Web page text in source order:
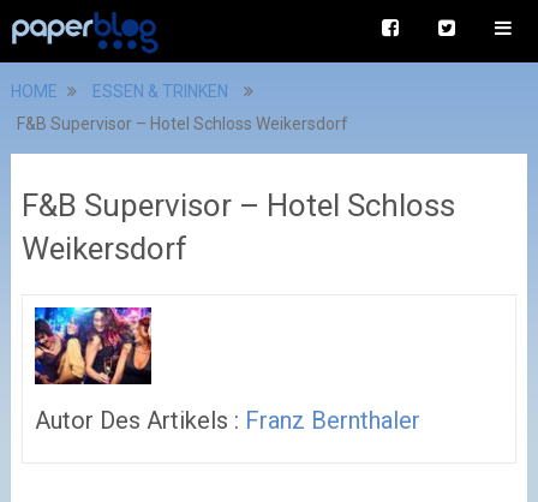
HOME
ESSEN & TRINKEN
F&B Supervisor – Hotel Schloss Weikersdorf
F&B Supervisor – Hotel Schloss
Weikersdorf
Autor Des Artikels : Franz Bernthaler